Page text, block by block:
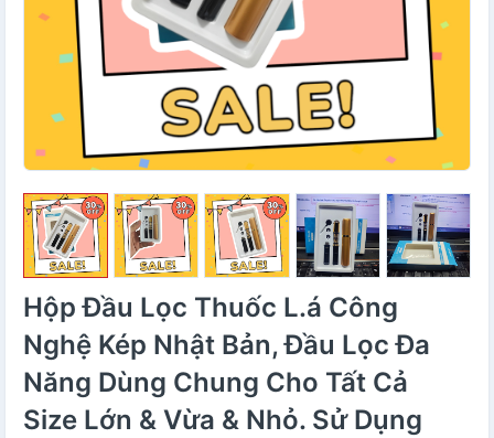
Hộp Đầu Lọc Thuốc L.á Công
Nghệ Kép Nhật Bản, Đầu Lọc Đa
Năng Dùng Chung Cho Tất Cả
Size Lớn & Vừa & Nhỏ. Sử Dụng